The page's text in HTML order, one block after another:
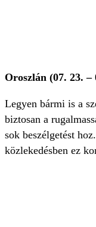
Oroszlán (07. 23. –
Legyen bármi is a
biztosan a
sok beszélgetést
közlekedésben ez